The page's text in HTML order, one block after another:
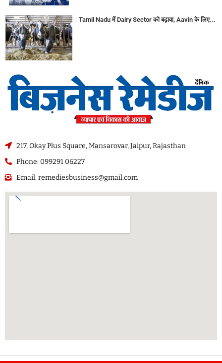
Tamil Nadu में Dairy Sector को बढ़ावा, Aavin के लिए...
217, Okay Plus Square, Mansarovar, Jaipur, Rajasthan
Phone: 099291 06227
Email: remediesbusiness@gmail.com